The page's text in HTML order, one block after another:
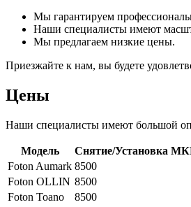
Мы гарантируем
Наши специалисты имеют
Мы предлагаем низкие цены.
Приезжайте к нам, вы будете
Цены
Наши специалисты имеют большой
Модель Снятие/Установка
Foton Aumark 8500
Foton OLLIN 8500
Foton Toano
8500